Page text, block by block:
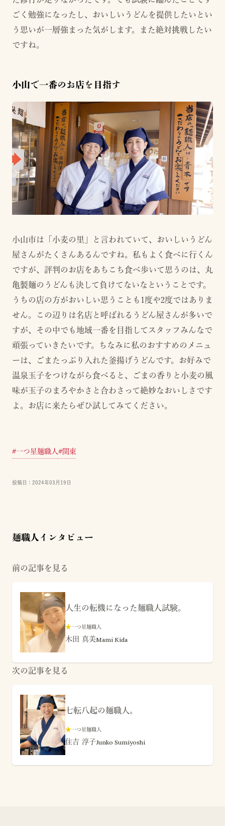
ごく勉強になったし、おいしいうどんを提供したいとい
う思いが一層強まった気がします。また絶対挑戦したい
ですね。
小山で一番のお店を目指す
小山市は「小麦の里」と言われていて、おいしいうどん
屋さんがたくさんあるんですね。私もよく食べに行くん
ですが、評判のお店をあちこち食べ歩いて思うのは、丸
亀製麺のうどんも決して負けてないなということです。
うちの店の方がおいしい思うことも1度や2度ではありま
せん。この辺りは名店と呼ばれるうどん屋さんが多いで
すが、その中でも地域一番を目指してスタッフみんなで
頑張っていきたいです。ちなみに私のおすすめのメニュ
ーは、ごまたっぷり入れた釜揚げうどんです。お好みで
温泉玉子をつけながら食べると、ごまの香りと小麦の風
味が玉子のまろやかさと合わさって絶妙なおいしさです
よ。お店に来たらぜひ試してみてください。
#一つ星麺職人 #関東
投稿日： 2024年03月19日
麺職人インタビュー
前の記事を見る
人生の転機になった麺職人試験。
★一つ星麺職人
木田 真美Mami Kida
次の記事を見る
七転八起の麺職人。
★一つ星麺職人
住吉 淳子Junko Sumiyoshi